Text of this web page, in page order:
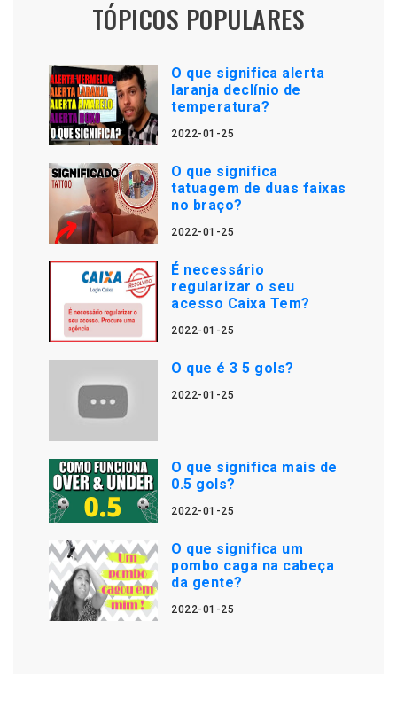
TÓPICOS POPULARES
O que significa alerta
laranja declínio de
temperatura?
2022-01-25
O que significa
tatuagem de duas faixas
no braço?
2022-01-25
É necessário
regularizar o seu
acesso Caixa Tem?
2022-01-25
O que é 3 5 gols?
2022-01-25
O que significa mais de
0.5 gols?
2022-01-25
O que significa um
pombo caga na cabeça
da gente?
2022-01-25